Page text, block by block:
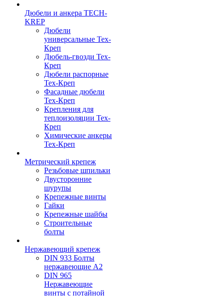
Дюбели и анкера TECH-
KREP
Дюбели
универсальные Тех-
Креп
Дюбель-гвозди Тех-
Креп
Дюбели распорные
Тех-Креп
Фасадные дюбели
Тех-Креп
Крепления для
теплоизоляции Тех-
Креп
Химические анкеры
Тех-Креп
Метрический крепеж
Резьбовые шпильки
Двусторонние
шурупы
Крепежные винты
Гайки
Крепежные шайбы
Строительные
болты
Нержавеющий крепеж
DIN 933 Болты
нержавеющие А2
DIN 965
Нержавеющие
винты с потайной